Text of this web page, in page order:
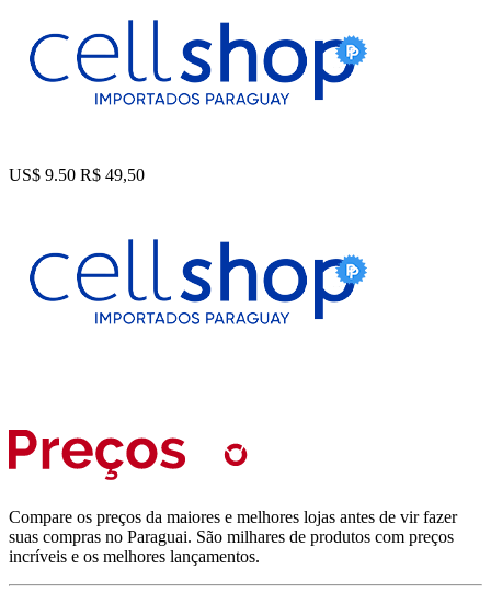
US$ 9.50 R$ 49,50
Compare os preços da maiores e melhores lojas antes de vir fazer
suas compras no Paraguai. São milhares de produtos com preços
incríveis e os melhores lançamentos.